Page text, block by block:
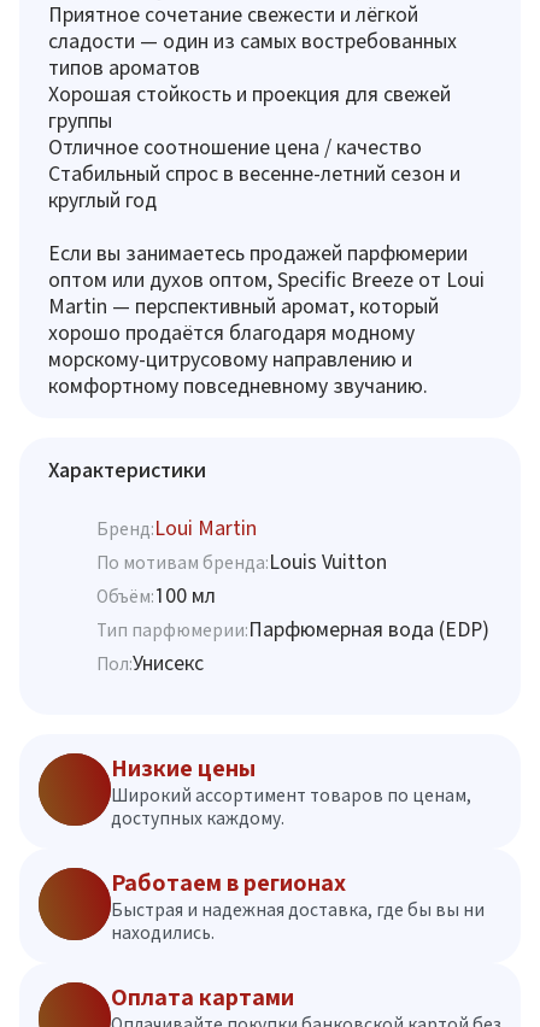
Приятное сочетание свежести и лёгкой
сладости — один из самых востребованных
типов ароматов
Хорошая стойкость и проекция для свежей
группы
Отличное соотношение цена / качество
Стабильный спрос в весенне-летний сезон и
круглый год
Если вы занимаетесь продажей парфюмерии
оптом или духов оптом, Specific Breeze от Loui
Martin — перспективный аромат, который
хорошо продаётся благодаря модному
морскому-цитрусовому направлению и
комфортному повседневному звучанию.
Характеристики
Бренд:Loui Martin
По мотивам бренда:Louis Vuitton
Объём:100 мл
Тип парфюмерии:Парфюмерная вода (EDP)
Пол:Унисекс
Низкие цены
Широкий ассортимент товаров по ценам,
доступных каждому.
Работаем в регионах
Быстрая и надежная доставка, где бы вы ни
находились.
Оплата картами